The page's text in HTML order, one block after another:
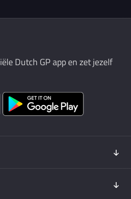
Dutch GP app en zet jezelf